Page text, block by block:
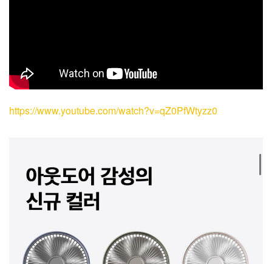
https://www.youtube.com/watch?v=qZ0PfWtyzz0